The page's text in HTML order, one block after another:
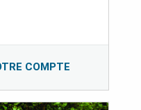
COMPTE